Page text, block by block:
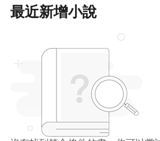
最近新增小說